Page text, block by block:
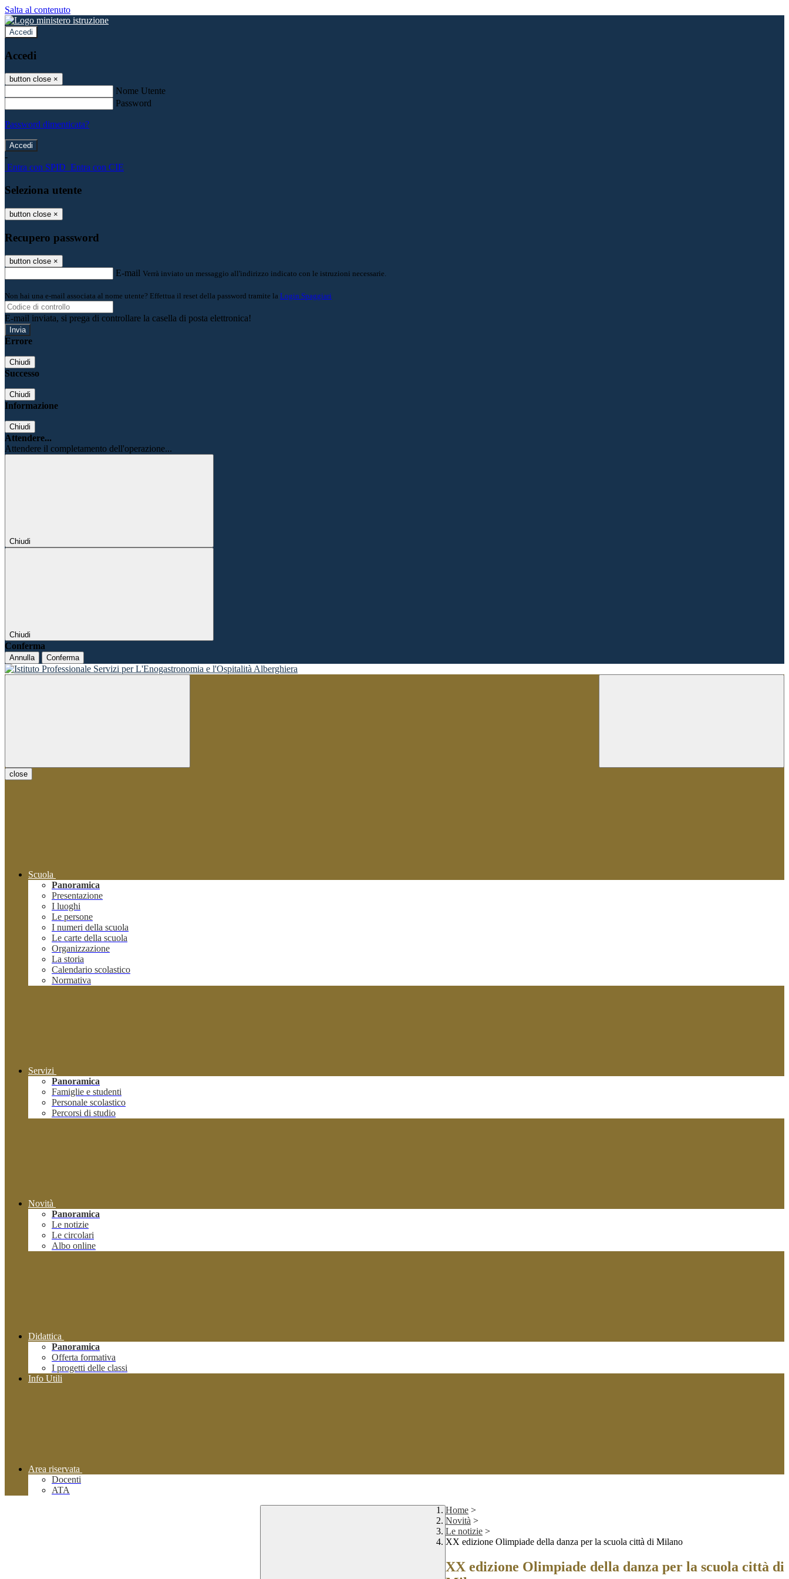
Salta al contenuto
Accedi
Accedi
button close ×
Nome Utente
Password
Password dimenticata?
-
Entra con SPID Entra con CIE
Seleziona utente
button close ×
Recupero password
button close ×
E-mail Verrà inviato un messaggio all'indirizzo indicato con le istruzioni necessarie.
Non hai una e-mail associata al nome utente? Effettua il reset della password tramite la Login Spaggiari
E-mail inviata, si prega di controllare la casella di posta elettronica!
Errore
Chiudi
Successo
Chiudi
Informazione
Chiudi
Attendere...
Attendere il completamento dell'operazione...
Chiudi
Chiudi
Conferma
Annulla Conferma
close
Scuola
Panoramica
Presentazione
I luoghi
Le persone
I numeri della scuola
Le carte della scuola
Organizzazione
La storia
Calendario scolastico
Normativa
Servizi
Panoramica
Famiglie e studenti
Personale scolastico
Percorsi di studio
Novità
Panoramica
Le notizie
Le circolari
Albo online
Didattica
Panoramica
Offerta formativa
I progetti delle classi
Info Utili
Area riservata
Docenti
ATA
Home >
Novità >
Le notizie >
XX edizione Olimpiade della danza per la scuola città di Milano
XX edizione Olimpiade della danza per la scuola città di